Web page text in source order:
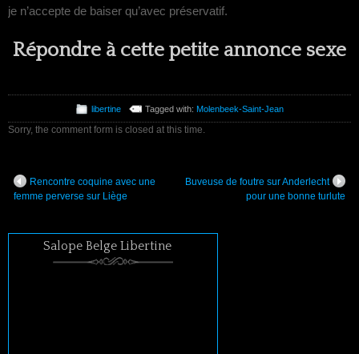
je n’accepte de baiser qu’avec préservatif.
Répondre à cette petite annonce sexe
libertine Tagged with:Molenbeek-Saint-Jean
Sorry, the comment form is closed at this time.
Rencontre coquine avec une
femme perverse sur Liège
Buveuse de foutre sur Anderlecht
pour une bonne turlute
Salope Belge Libertine